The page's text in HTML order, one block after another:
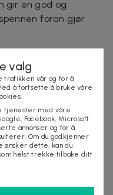
gir en god og
foran gjør
voksne og barn fra
familien når du vil
i to farger – velg
i 2-pak.
ABS
(svart) / 2-pak
valg
trafikken vår og for å
å fortsette å bruke våre
tjenester med våre
Facebook, Microsoft
annonser og for å
Om du godkjenner
ønsker dette, kan du
helst trekke tilbake ditt